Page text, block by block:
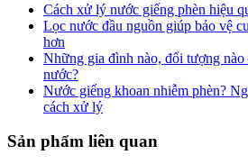
Cách xử lý nước giếng phèn hiệu
Lọc nước đầu nguồn giúp bảo vệ
hơn
Những gia đình nào, đối tượng
nước?
Nước giếng khoan nhiễm phèn?
cách xử lý
Sản phẩm liên quan